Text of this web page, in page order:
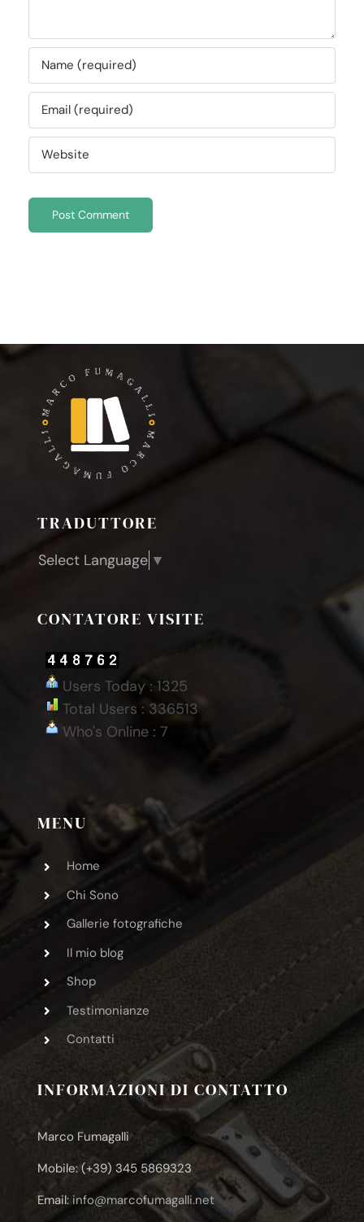
TRADUTTORE
Select Language ▼
CONTATORE VISITE
Users Today : 1325
Total Users : 336513
Who's Online : 7
MENU
Home
Chi Sono
Gallerie fotografiche
Il mio blog
Shop
Testimonianze
Contatti
INFORMAZIONI DI CONTATTO
Marco Fumagalli
Mobile: (+39) 345 5869323
Email: info@marcofumagalli.net